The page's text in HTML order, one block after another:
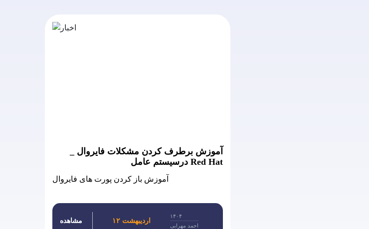
آموزش برطرف کردن مشکلات فایروال _
درسیستم عامل Red Hat
آموزش باز کردن پورت های فایروال
مشاهده ۱۲ اردیبهشت
۱۴۰۴
احمد مهرابی